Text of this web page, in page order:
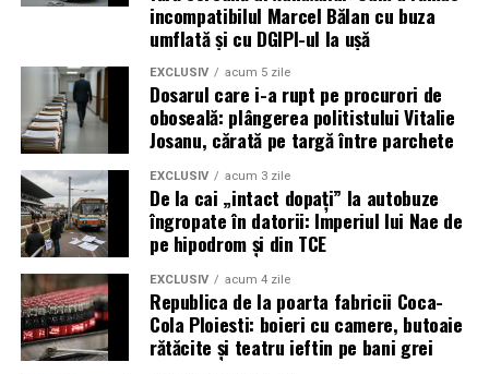
incompatibilul Marcel Bălan cu buza
umflată și cu DGIPI-ul la ușă
EXCLUSIV acum 5 zile
Dosarul care i-a rupt pe procurori de
oboseală: plângerea politistului Vitalie
Josanu, cărată pe targă între parchete
EXCLUSIV acum 3 zile
De la cai „intact dopați” la autobuze
îngropate în datorii: Imperiul lui Nae de
pe hipodrom și din TCE
EXCLUSIV acum 4 zile
Republica de la poarta fabricii Coca-
Cola Ploiesti: boieri cu camere, butoaie
rătăcite și teatru ieftin pe bani grei